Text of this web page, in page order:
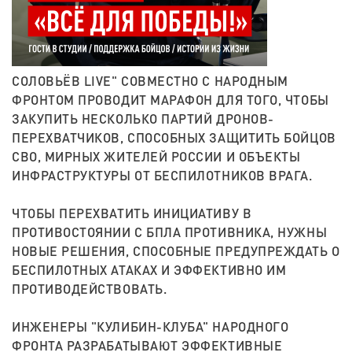
СОЛОВЬЁВ LIVE" СОВМЕСТНО С НАРОДНЫМ
ФРОНТОМ ПРОВОДИТ МАРАФОН ДЛЯ ТОГО, ЧТОБЫ
ЗАКУПИТЬ НЕСКОЛЬКО ПАРТИЙ ДРОНОВ-
ПЕРЕХВАТЧИКОВ, СПОСОБНЫХ ЗАЩИТИТЬ БОЙЦОВ
СВО, МИРНЫХ ЖИТЕЛЕЙ РОССИИ И ОБЪЕКТЫ
ИНФРАСТРУКТУРЫ ОТ БЕСПИЛОТНИКОВ ВРАГА.
ЧТОБЫ ПЕРЕХВАТИТЬ ИНИЦИАТИВУ В
ПРОТИВОСТОЯНИИ С БПЛА ПРОТИВНИКА, НУЖНЫ
НОВЫЕ РЕШЕНИЯ, СПОСОБНЫЕ ПРЕДУПРЕЖДАТЬ О
БЕСПИЛОТНЫХ АТАКАХ И ЭФФЕКТИВНО ИМ
ПРОТИВОДЕЙСТВОВАТЬ.
ИНЖЕНЕРЫ "КУЛИБИН-КЛУБА" НАРОДНОГО
ФРОНТА РАЗРАБАТЫВАЮТ ЭФФЕКТИВНЫЕ